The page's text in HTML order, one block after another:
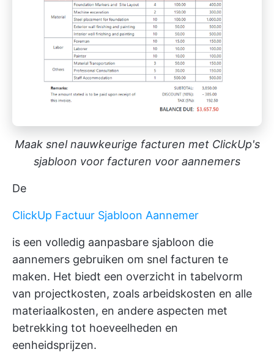
Maak snel nauwkeurige facturen met ClickUp's
sjabloon voor facturen voor aannemers
De
ClickUp Factuur Sjabloon Aannemer
is een volledig aanpasbare sjabloon die
aannemers gebruiken om snel facturen te
maken. Het biedt een overzicht in tabelvorm
van projectkosten, zoals arbeidskosten en alle
materiaalkosten, en andere aspecten met
betrekking tot hoeveelheden en
eenheidsprijzen.